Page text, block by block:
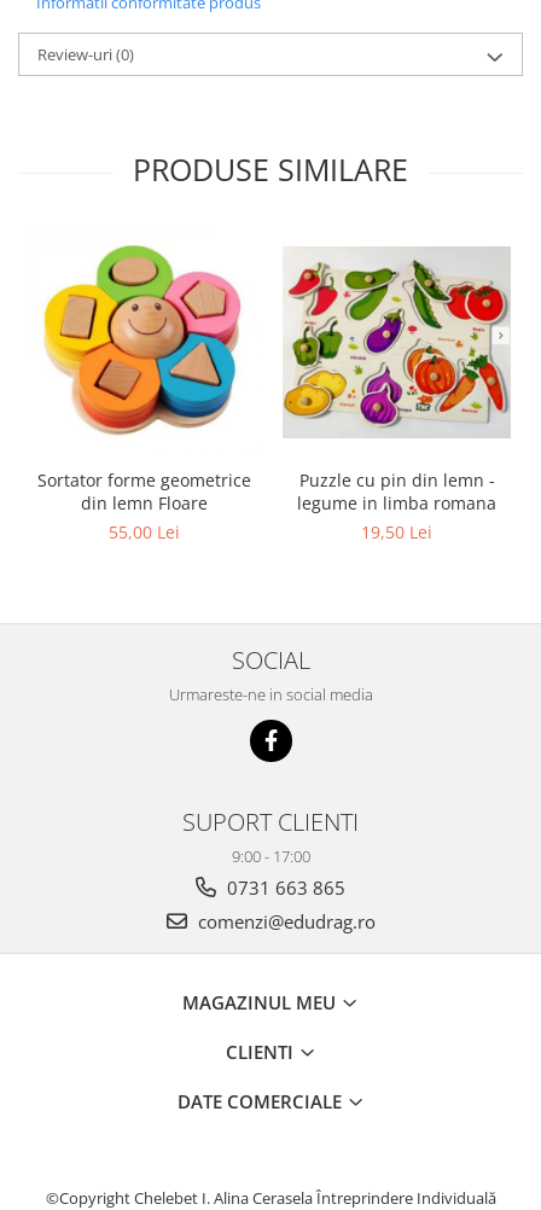
Review-uri(0)
PRODUSE SIMILARE
Sortator forme geometrice
din lemn Floare
55,00 Lei
Puzzle cu pin din lemn -
legume in limba romana
19,50 Lei
SOCIAL
Urmareste-ne in social media
SUPORT CLIENTI
9:00 - 17:00
0731 663 865
comenzi@edudrag.ro
MAGAZINUL MEU
CLIENTI
DATE COMERCIALE
©Copyright Chelebet I. Alina Cerasela Întreprindere Individuală